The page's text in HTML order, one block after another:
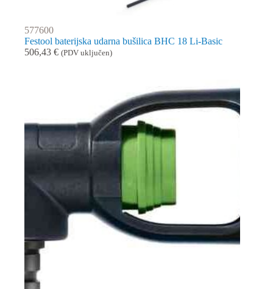
577600
Festool baterijska udarna bušilica BHC 18 Li-Basic
506,43 € (PDV uključen)